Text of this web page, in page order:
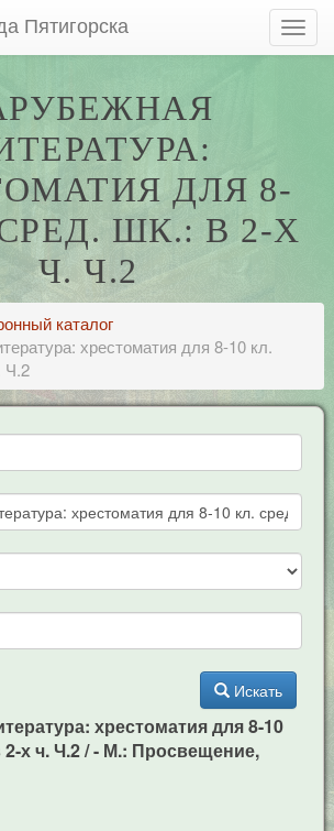
Пятигорска
ДЛЯ 8-
ШК.: В 2-Х
Ч. Ч.2
каталог
хрестоматия для 8-10 кл.
Ч.2
Искать
хрестоматия для 8-10
2-х ч. Ч.2 / - М.: Просвещение,